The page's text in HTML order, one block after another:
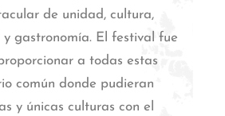
de unidad, cultura,
gastronomía. El festival fue
a todas estas
común donde pudieran
y únicas culturas con el